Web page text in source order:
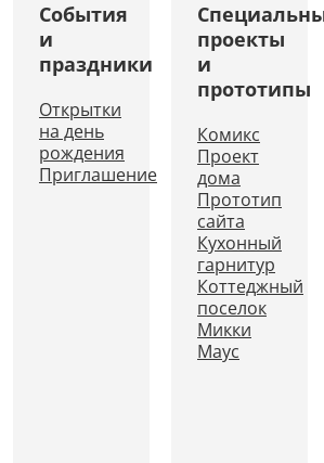
События
и
праздники
Открытки
на день
рождения
Приглашение
проекты
и
прототипы
Комикс
Проект
дома
Прототип
сайта
Кухонный
гарнитур
Коттеджный
поселок
Микки
Маус